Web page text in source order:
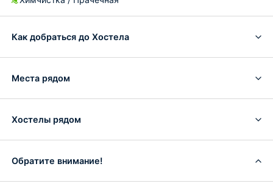
Как добраться до Хостела
Места рядом
Хостелы рядом
Обратите внимание!